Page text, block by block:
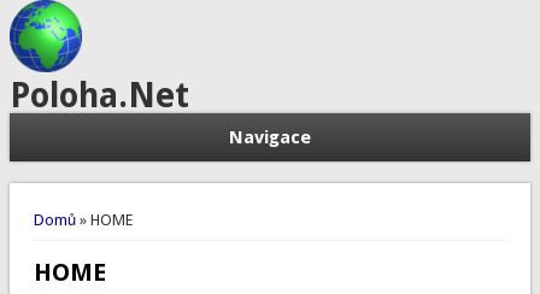
Poloha.Net
Navigace
Jste zde
Domů» HOME
HOME